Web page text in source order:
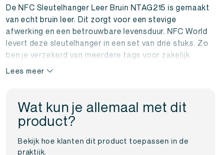
De NFC Sleutelhanger Leer Bruin NTAG215 is gemaakt
van echt bruin leer. Dit zorgt voor een stevige
afwerking en een betrouwbare levensduur. NFC World
levert deze sleutelhanger in een set van drie stuks. Zo
ben je verzekerd van meerdere tags voor zakelijk
gebruik.
mee. Je bevestigt hem eenvoudig aan je sleutelbos.
Daarmee heb je altijd een NFC tag bij de hand. Klanten
van NFC World geven vaak aan dat deze sleutelhanger
voor hen een slimme en praktische keuze is.
Lees meer
Wat kun je allemaal met dit
product?
Bekijk hoe klanten dit product toepassen in de
praktijk.